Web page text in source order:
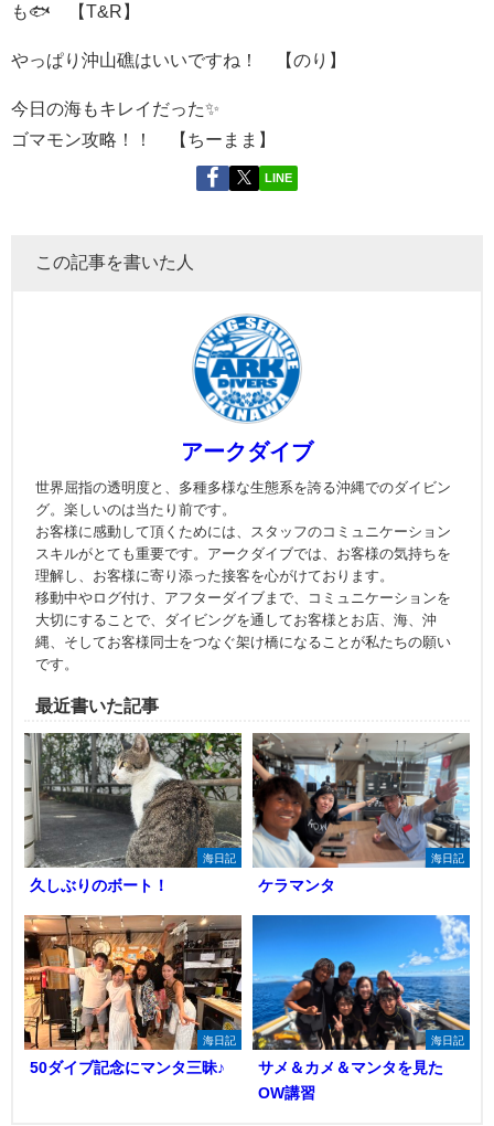
も🐟 【T&R】
やっぱり沖山礁はいいですね！ 【のり】
今日の海もキレイだった✨
ゴマモン攻略！！ 【ちーまま】
LINE
この記事を書いた人
アークダイブ
世界屈指の透明度と、多種多様な生態系を誇る沖縄でのダイビン
グ。楽しいのは当たり前です。
お客様に感動して頂くためには、スタッフのコミュニケーション
スキルがとても重要です。アークダイブでは、お客様の気持ちを
理解し、お客様に寄り添った接客を心がけております。
移動中やログ付け、アフターダイブまで、コミュニケーションを
大切にすることで、ダイビングを通してお客様とお店、海、沖
縄、そしてお客様同士をつなぐ架け橋になることが私たちの願い
です。
最近書いた記事
海日記
久しぶりのボート！
海日記
ケラマンタ
海日記
50ダイブ記念にマンタ三昧♪
海日記
サメ＆カメ＆マンタを見た
OW講習